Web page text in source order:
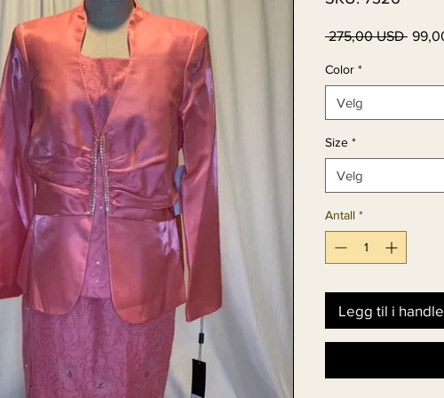
275,00 USD
Color *
Velg
Size *
Velg
Antall *
Legg til i